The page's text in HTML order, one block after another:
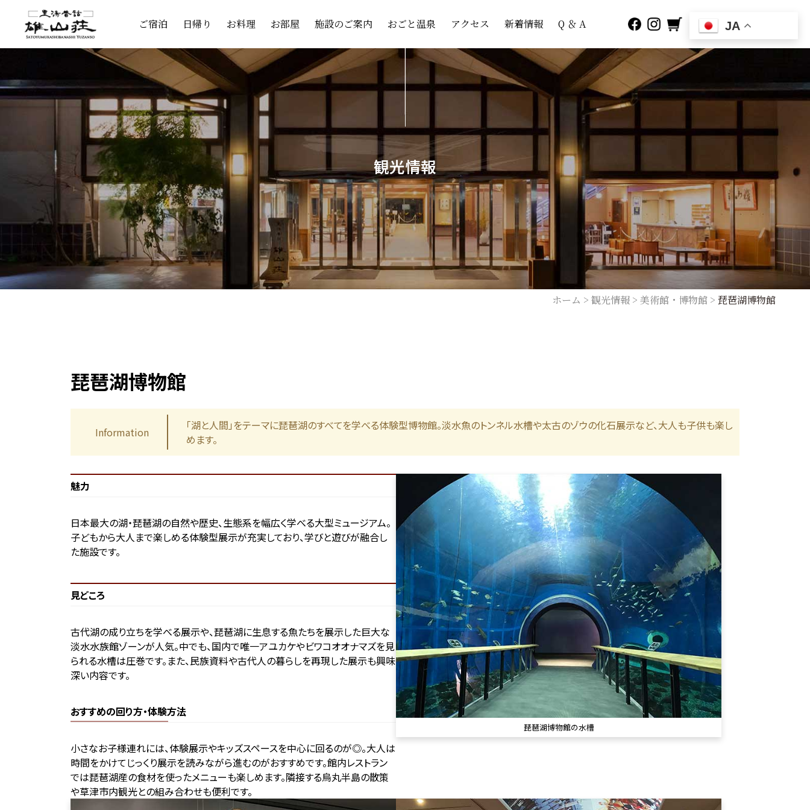
ご宿泊 日帰り お料理 お部屋 施設のご案内 おごと温泉 アクセス 新着情報 Q ＆ A JA
観光情報
ホーム > 観光情報 > 美術館・博物館 > 琵琶湖博物館
琵琶湖博物館
Information
「湖と人間」をテーマに琵琶湖のすべてを学べる体験型博物館。淡水魚のトンネル水槽や太古のゾウの化石展示など、大人も子供も楽し
めます。
魅力
日本最大の湖・琵琶湖の自然や歴史、生態系を幅広く学べる大型ミュージアム。
子どもから大人まで楽しめる体験型展示が充実しており、学びと遊びが融合し
た施設です。
見どころ
古代湖の成り立ちを学べる展示や、琵琶湖に生息する魚たちを展示した巨大な
淡水水族館ゾーンが人気。中でも、国内で唯一アユカケやビワコオオナマズを見
られる水槽は圧巻です。また、民族資料や古代人の暮らしを再現した展示も興味
深い内容です。
おすすめの回り方・体験方法
小さなお子様連れには、体験展示やキッズスペースを中心に回るのが◎。大人は
時間をかけてじっくり展示を読みながら進むのがおすすめです。館内レストラン
では琵琶湖産の食材を使ったメニューも楽しめます。隣接する烏丸半島の散策
や草津市内観光との組み合わせも便利です。
琵琶湖博物館の水槽